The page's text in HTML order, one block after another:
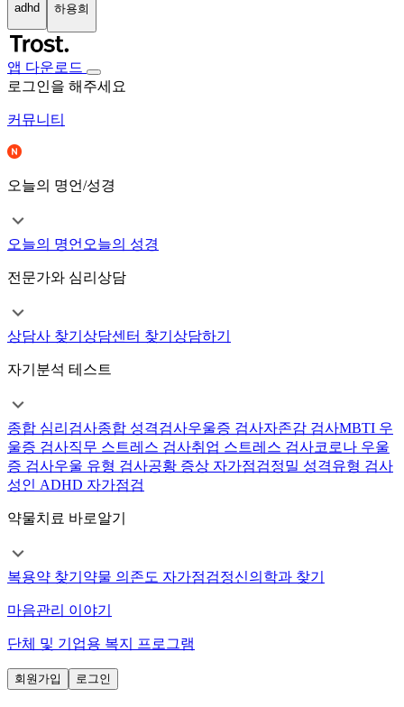
adhd 하용희
앱 다운로드
로그인을 해주세요
커뮤니티
오늘의 명언/성경
오늘의 명언 오늘의 성경
전문가와 심리상담
상담사 찾기 상담센터 찾기 상담하기
자기분석 테스트
종합 심리검사종합 성격검사우울증 검사자존감 검사MBTI 우
울증 검사직무 스트레스 검사취업 스트레스 검사코로나 우울
증 검사우울 유형 검사공황 증상 자가점검정밀 성격유형 검사
성인 ADHD 자가점검
약물치료 바로알기
복용약 찾기 약물 의존도 자가점검정신의학과 찾기
마음관리 이야기
단체 및 기업용 복지 프로그램
회원가입 로그인